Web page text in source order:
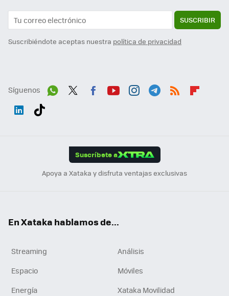
SUSCRIBIR
Suscribiéndote aceptas nuestra política de privacidad
Síguenos
Suscríbete a
Apoya a Xataka y disfruta ventajas exclusivas
En Xataka hablamos de...
Streaming
Análisis
Espacio
Móviles
Energía
Xataka Movilidad